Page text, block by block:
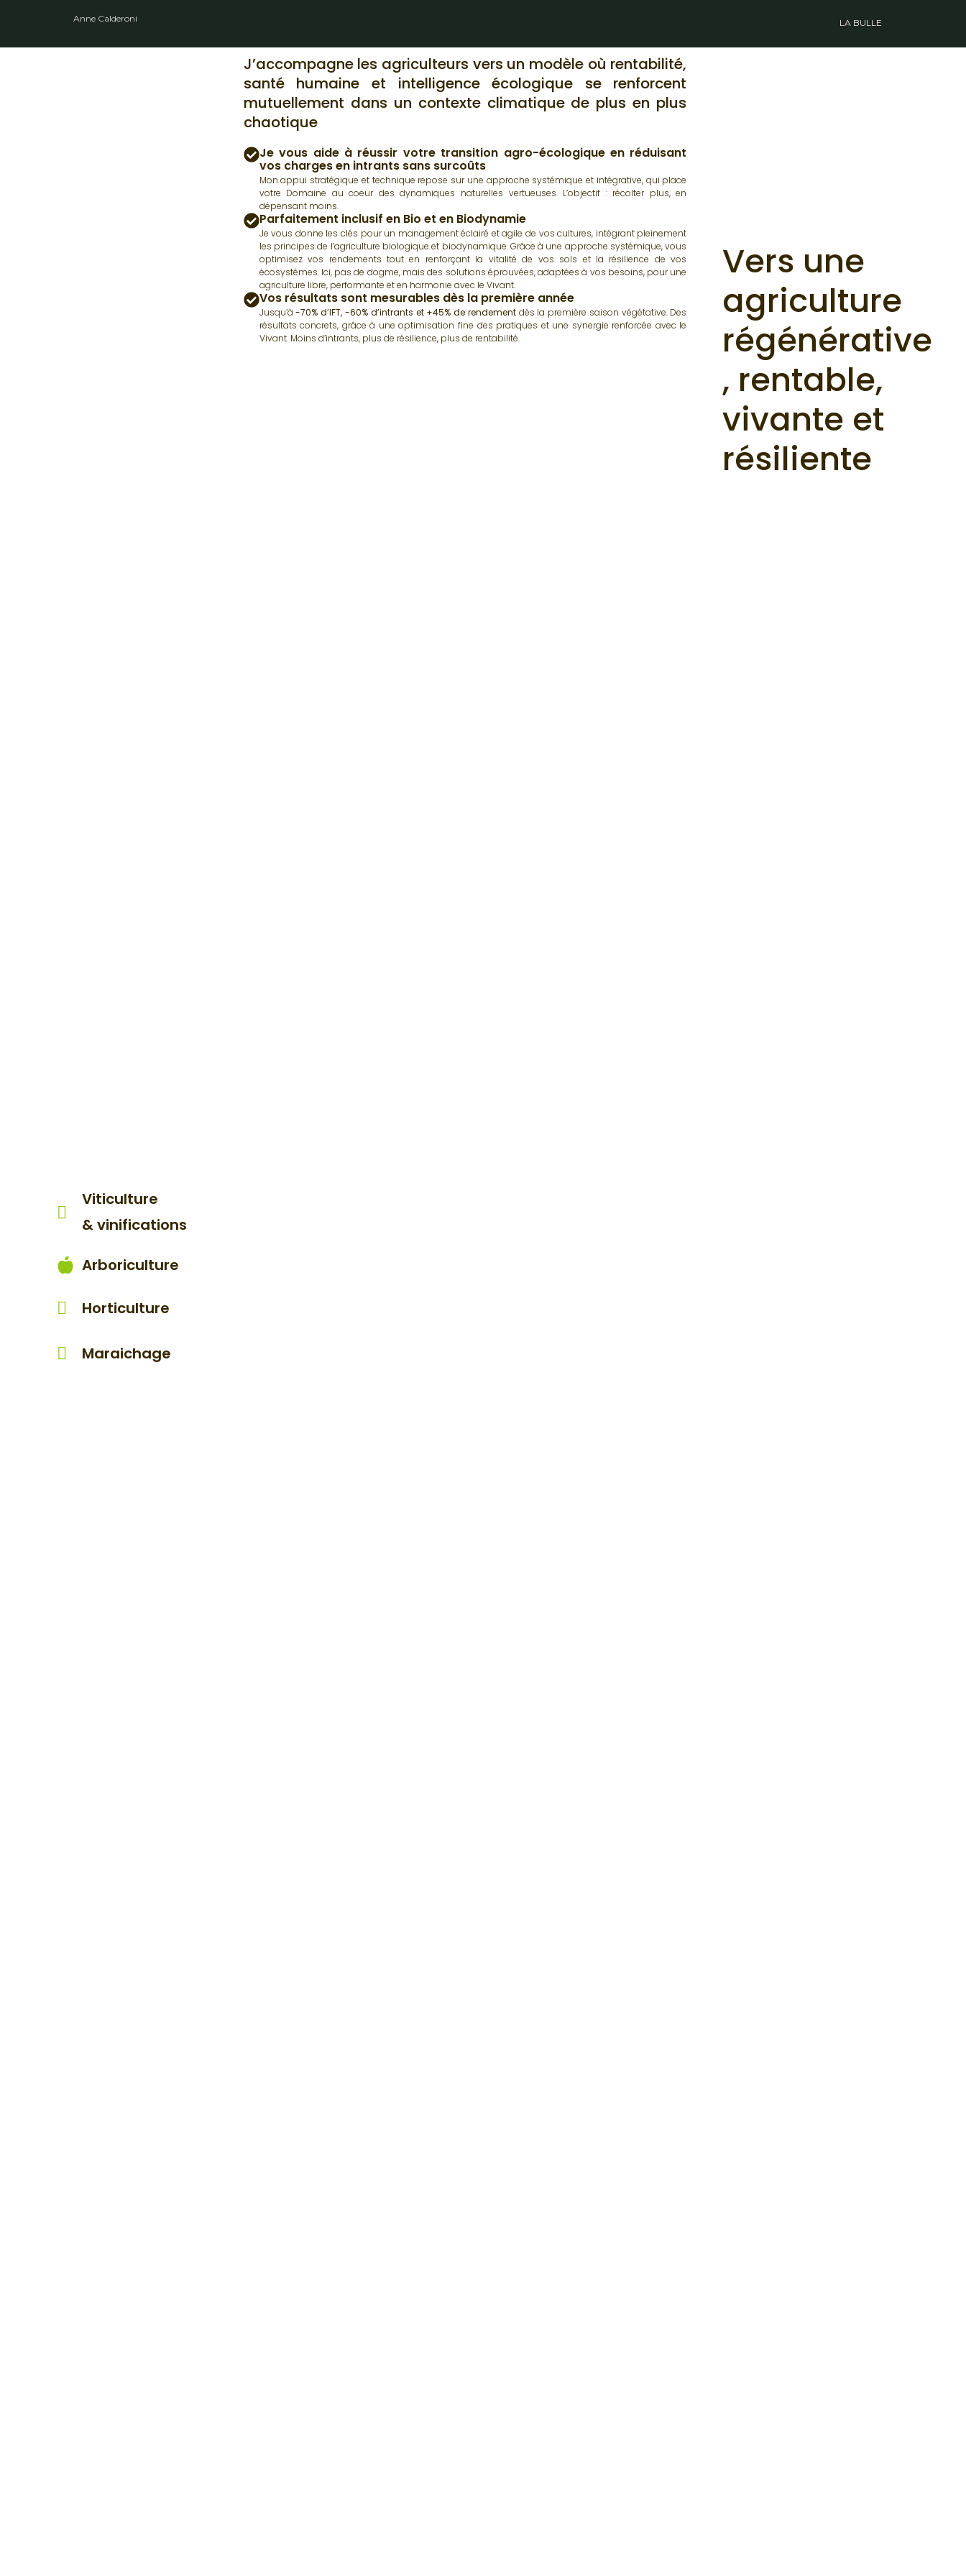
Anne Calderoni LA BULLE
Viticulture
& vinifications
Arboriculture
Horticulture
Maraichage
J’accompagne les agriculteurs vers un modèle où rentabilité,
santé humaine et intelligence écologique se renforcent
mutuellement dans un contexte climatique de plus en plus
chaotique
Je vous aide à réussir votre transition agro-écologique en réduisant
vos charges en intrants sans surcoûts
Mon appui stratégique et technique repose sur une approche systémique et intégrative, qui place
votre Domaine au coeur des dynamiques naturelles vertueuses. L’objectif : récolter plus, en
dépensant moins.
Parfaitement inclusif en Bio et en Biodynamie
Je vous donne les clés pour un management éclairé et agile de vos cultures, intégrant pleinement
les principes de l’agriculture biologique et biodynamique. Grâce à une approche systémique, vous
optimisez vos rendements tout en renforçant la vitalité de vos sols et la résilience de vos
écosystèmes. Ici, pas de dogme, mais des solutions éprouvées, adaptées à vos besoins, pour une
agriculture libre, performante et en harmonie avec le Vivant.
Vos résultats sont mesurables dès la première année
Jusqu’à-70% d’IFT, -60% d’intrants et +45% de rendement dès la première saison végétative. Des
résultats concrets, grâce à une optimisation fine des pratiques et une synergie renforcée avec le
Vivant. Moins d’intrants, plus de résilience, plus de rentabilité.
Vers une
agriculture
régénérative
, rentable,
vivante et
résiliente